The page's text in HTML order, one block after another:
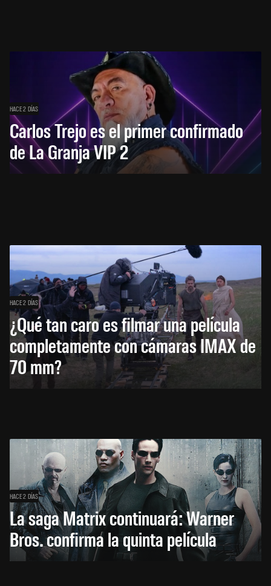
HACE 2 DÍAS
Carlos Trejo es el primer confirmado
de La Granja VIP 2
HACE 2 DÍAS
¿Qué tan caro es filmar una película
completamente con cámaras IMAX de
70 mm?
HACE 2 DÍAS
La saga Matrix continuará: Warner
Bros. confirma la quinta película